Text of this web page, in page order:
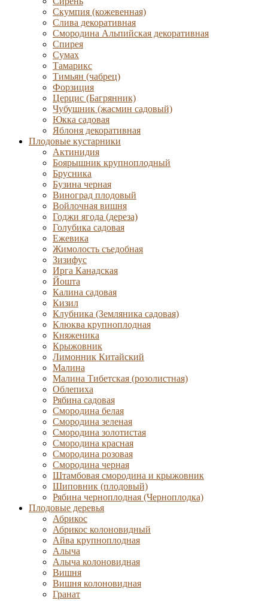
Скумпия (кожевенная)
Слива декоративная
Смородина Альпийская декоративная
Спирея
Сумах
Тамарикс
Тимьян (чабрец)
Форзиция
Церцис (Багрянник)
Чубушник (жасмин садовый)
Юкка садовая
Яблоня декоративная
Плодовые кустарники
Актинидия
Боярышник крупноплодный
Брусника
Бузина черная
Виноград плодовый
Войлочная вишня
Годжи ягода (дереза)
Голубика садовая
Ежевика
Жимолость съедобная
Зизифус
Ирга Канадская
Йошта
Калина садовая
Кизил
Клубника (Земляника садовая)
Клюква крупноплодная
Княженика
Крыжовник
Лимонник Китайский
Малина
Малина Тибетская (розолистная)
Облепиха
Рябина садовая
Смородина белая
Смородина зеленая
Смородина золотистая
Смородина красная
Смородина розовая
Смородина черная
Штамбовая смородина и крыжовник
Шиповник (плодовый)
Рябина черноплодная (Черноплодка)
Плодовые деревья
Абрикос
Абрикос колоновидный
Айва крупноплодная
Алыча
Алыча колоновидная
Вишня
Вишня колоновидная
Гранат